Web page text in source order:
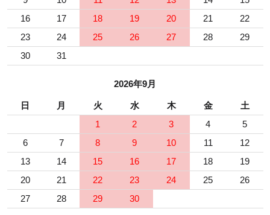
16
17 18 19 20 21
22
23
24 25 26 27 28
29
30
31
2026年9月
日 月 火 水 木 金
土
1
2 3 4
5
6
7 8 9 10 11
12
13
14 15 16 17 18
19
20
21 22 23 24 25
26
27
28 29 30